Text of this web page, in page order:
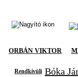
ORBÁN VIKTOR
Rendkívüli Bóka